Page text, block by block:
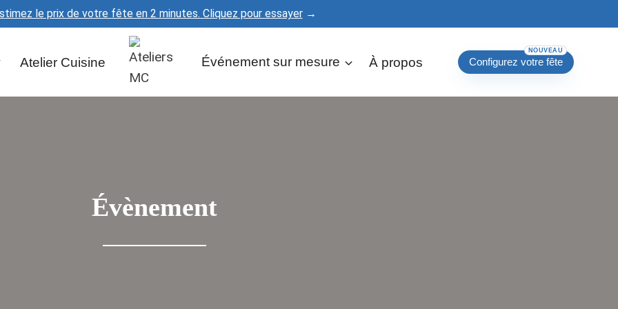
le prix de votre fête en 2 minutes. Cliquez pour essayer→
Atelier Cuisine Événement sur mesure À propos Configurez votre fête
Évènement